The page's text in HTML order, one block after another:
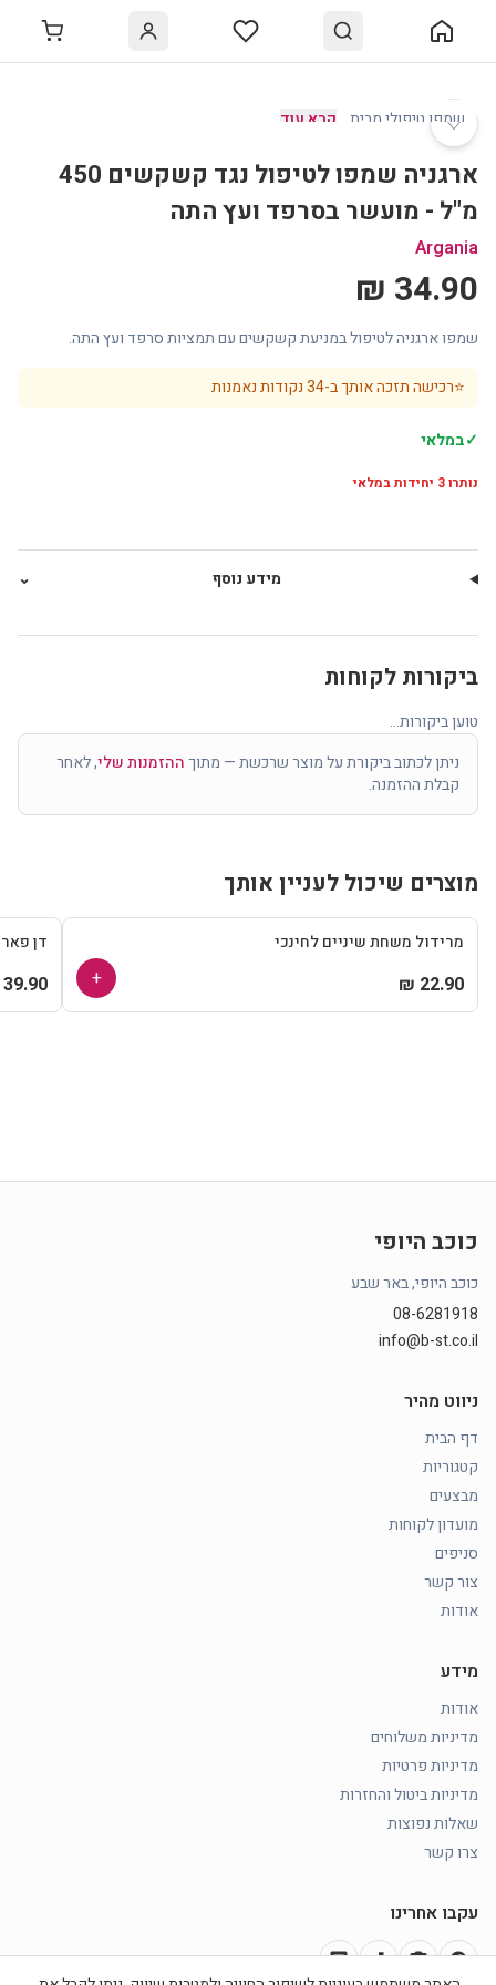
♡
שמפו טיפולי מבית קרא עוד
ארגניה שמפו לטיפול נגד קשקשים 450
מ"ל - מועשר בסרפד ועץ התה
Argania
34.90 ₪
שמפו ארגניה לטיפול במניעת קשקשים עם תמציות סרפד ועץ התה.
⭐רכישה תזכה אותך ב-34נקודות נאמנות
✓במלאי
נותרו3 יחידות במלאי
מידע נוסף ⌄
ביקורות לקוחות
טוען ביקורות...
ניתן לכתוב ביקורת על מוצר שרכשת — מתוךההזמנות שלי, לאחר
קבלת ההזמנה.
מוצרים שיכול לעניין אותך
מרידול משחת שיניים לחינכי
22.90 ₪
+
דן
39.90 ₪
כוכב היופי
כוכב היופי, באר שבע
08-6281918
info@b-st.co.il
ניווט מהיר
דף הבית
קטגוריות
מבצעים
מועדון לקוחות
סניפים
צור קשר
אודות
מידע
אודות
מדיניות משלוחים
מדיניות פרטיות
מדיניות ביטול והחזרות
שאלות נפוצות
צרו קשר
עקבו אחרינו
facebook
photo_camera
music_note
chat